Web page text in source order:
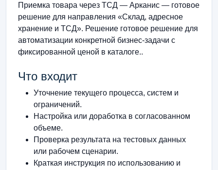
Приемка товара через ТСД — Арканис — готовое
решение для направления «Склад, адресное
хранение и ТСД». Решение готовое решение для
автоматизации конкретной бизнес-задачи с
фиксированной ценой в каталоге..
Что входит
Уточнение текущего процесса, систем и
ограничений.
Настройка или доработка в согласованном
объеме.
Проверка результата на тестовых данных
или рабочем сценарии.
Краткая инструкция по использованию и